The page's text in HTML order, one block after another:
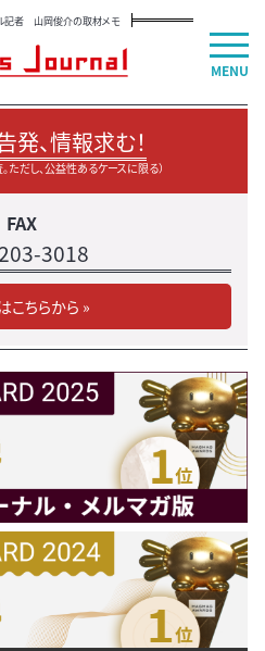
記者 山岡俊介の取材メモ
発、情報求む！
ただし、公益性あるケースに限る）
FAX
3018
こちらから »
MENU